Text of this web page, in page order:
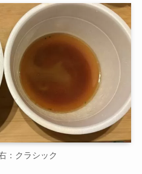
：クラシック